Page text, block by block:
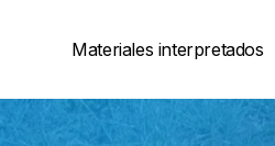
Materiales interpretados